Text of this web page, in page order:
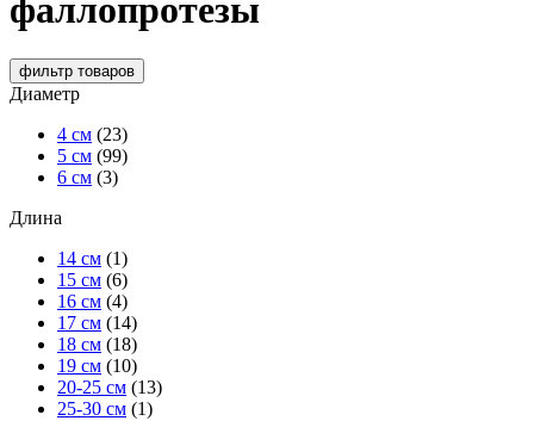
фаллопротезы
фильтр товаров
Диаметр
4 см (23)
5 см (99)
6 см (3)
Длина
14 см (1)
15 см (6)
16 см (4)
17 см (14)
18 см (18)
19 см (10)
20-25 см (13)
25-30 см (1)